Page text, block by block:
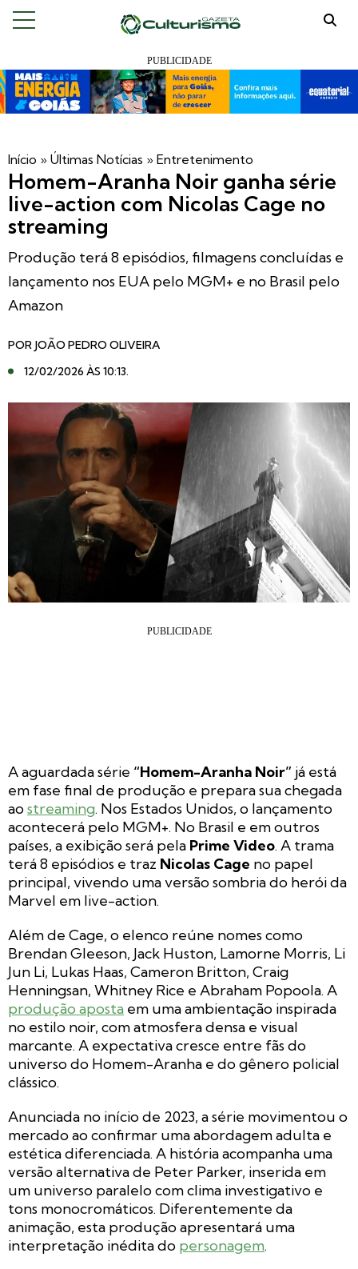
Início » Últimas Notícias » Entretenimento
Homem-Aranha Noir ganha série
live-action com Nicolas Cage no
streaming
Produção terá 8 episódios, filmagens concluídas e
lançamento nos EUA pelo MGM+ e no Brasil pelo
Amazon
POR JOÃO PEDRO OLIVEIRA
12/02/2026 ÀS 10:13.
A aguardada série “Homem-Aranha Noir” já está
em fase final de produção e prepara sua chegada
aostreaming. Nos Estados Unidos, o lançamento
acontecerá pelo MGM+. No Brasil e em outros
países, a exibição será pela Prime Video. A trama
terá 8 episódios e traz Nicolas Cage no papel
principal, vivendo uma versão sombria do herói da
Marvel em live-action.
Além de Cage, o elenco reúne nomes como
Brendan Gleeson, Jack Huston, Lamorne Morris, Li
Jun Li, Lukas Haas, Cameron Britton, Craig
Henningsan, Whitney Rice e Abraham Popoola. A
produção aposta em uma ambientação inspirada
no estilo noir, com atmosfera densa e visual
marcante. A expectativa cresce entre fãs do
universo do Homem-Aranha e do gênero policial
clássico.
Anunciada no início de 2023, a série movimentou o
mercado ao confirmar uma abordagem adulta e
estética diferenciada. A história acompanha uma
versão alternativa de Peter Parker, inserida em
um universo paralelo com clima investigativo e
tons monocromáticos. Diferentemente da
animação, esta produção apresentará uma
interpretação inédita do personagem.